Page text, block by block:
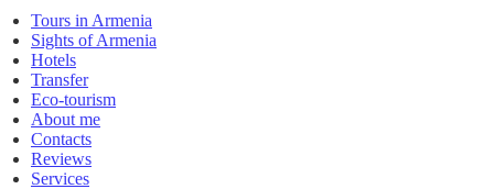
Tours in Armenia
Sights of Armenia
Hotels
Transfer
Eco-tourism
About me
Contacts
Reviews
Services